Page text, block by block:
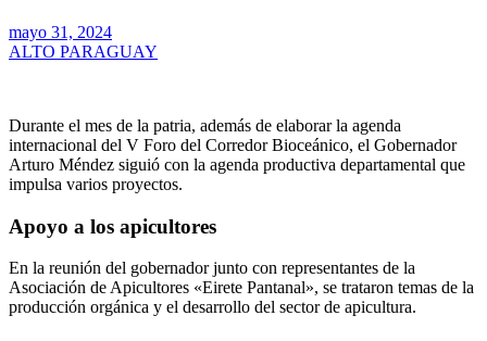
mayo 31, 2024
ALTO PARAGUAY
Durante el mes de la patria, además de elaborar la agenda
internacional del V Foro del Corredor Bioceánico, el Gobernador
Arturo Méndez siguió con la agenda productiva departamental que
impulsa varios proyectos.
Apoyo a los apicultores
En la reunión del gobernador junto con representantes de la
Asociación de Apicultores «Eirete Pantanal», se trataron temas de la
producción orgánica y el desarrollo del sector de apicultura.